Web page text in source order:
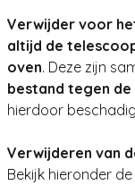
Verwijder voor
altijd de
oven. Deze zijn
bestand tegen
hierdoor
Verwijderen van
Bekijk hieronder